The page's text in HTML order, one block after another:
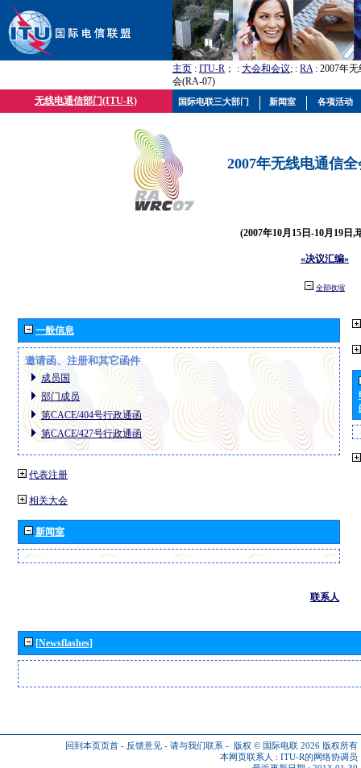
主页 : ITU-R ； : 大会和会议; : RA: 2007年
会(RA-07)
无线电通信部门(ITU-R)
2007年无线电通信
(2007年10月15日-10月19日,
«决议汇编»
全部收缩
一般信息
邀请函、注册和其它函件
成员国
部门成员
第CACE/404号行政通函
第CACE/427号行政通函
代表注册
相关大会
新闻室
联系人
[Newsflashes]
回到本页页首 - 反馈意见 - 请与我们联系 - 版权 © 国际电联 2026 版权所有
本网页联系人 : ITU-R的网络协调员
国际电联三大部门 新闻室 各项活动